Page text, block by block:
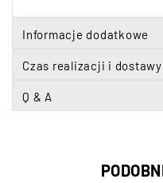
Informacje dodatkowe
Czas realizacji i dostawy
Q & A